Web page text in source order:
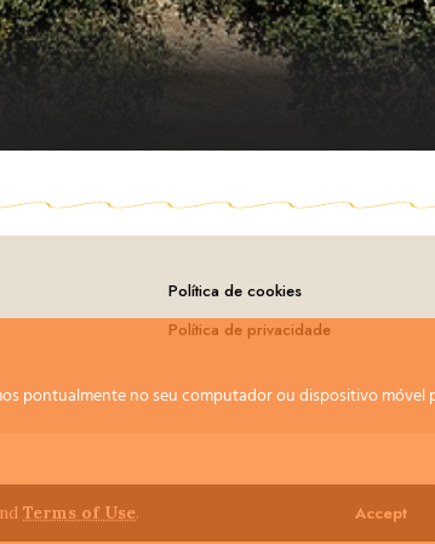
Terms of Use. Accept
Política de cookies
Política de privacidade
pontualmente no seu computador ou dispositivo